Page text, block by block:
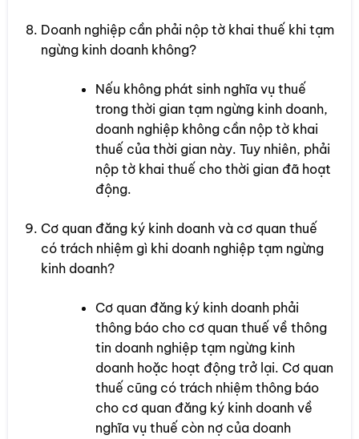
Doanh nghiệp cần phải nộp tờ khai thuế khi tạm
ngừng kinh doanh không?
Nếu không phát sinh nghĩa vụ thuế
trong thời gian tạm ngừng kinh doanh,
doanh nghiệp không cần nộp tờ khai
thuế của thời gian này. Tuy nhiên, phải
nộp tờ khai thuế cho thời gian đã hoạt
động.
Cơ quan đăng ký kinh doanh và cơ quan thuế
có trách nhiệm gì khi doanh nghiệp tạm ngừng
kinh doanh?
Cơ quan đăng ký kinh doanh phải
thông báo cho cơ quan thuế về thông
tin doanh nghiệp tạm ngừng kinh
doanh hoặc hoạt động trở lại. Cơ quan
thuế cũng có trách nhiệm thông báo
cho cơ quan đăng ký kinh doanh về
nghĩa vụ thuế còn nợ của doanh